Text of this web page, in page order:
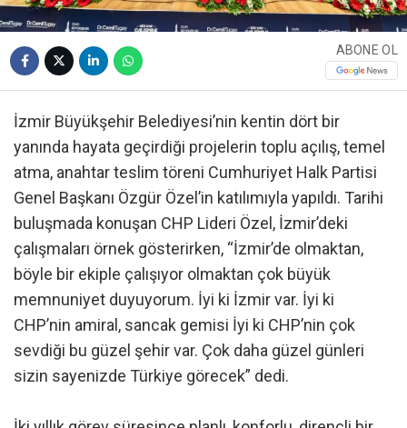
ABONE OL
İzmir Büyükşehir Belediyesi’nin kentin dört bir
yanında hayata geçirdiği projelerin toplu açılış, temel
atma, anahtar teslim töreni Cumhuriyet Halk Partisi
Genel Başkanı Özgür Özel’in katılımıyla yapıldı. Tarihi
buluşmada konuşan CHP Lideri Özel, İzmir’deki
çalışmaları örnek gösterirken, “İzmir’de olmaktan,
böyle bir ekiple çalışıyor olmaktan çok büyük
memnuniyet duyuyorum. İyi ki İzmir var. İyi ki
CHP’nin amiral, sancak gemisi İyi ki CHP’nin çok
sevdiği bu güzel şehir var. Çok daha güzel günleri
sizin sayenizde Türkiye görecek” dedi.